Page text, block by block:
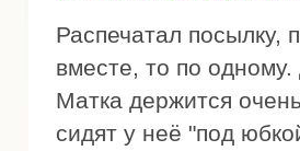
Распечатал посылку,
вместе, то по
Матка держится
сидят у неё "под